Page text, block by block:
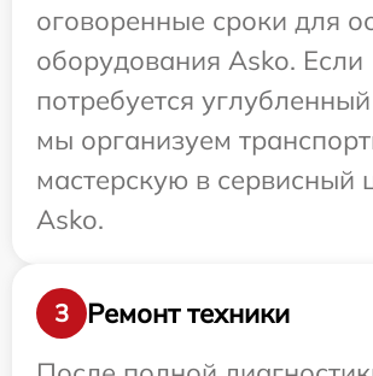
оговоренные сроки для
оборудования Asko. Если
потребуется
мы организуем
мастерскую в сервисный
Asko.
3
Ремонт техники